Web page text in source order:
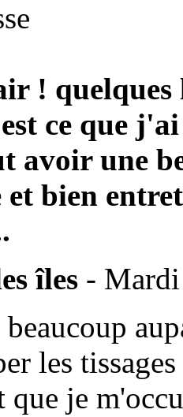
!
ce que
avoir une
et bien
îles -
beaucoup
les
que je